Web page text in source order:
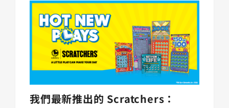
我們最新推出的 Scratchers：